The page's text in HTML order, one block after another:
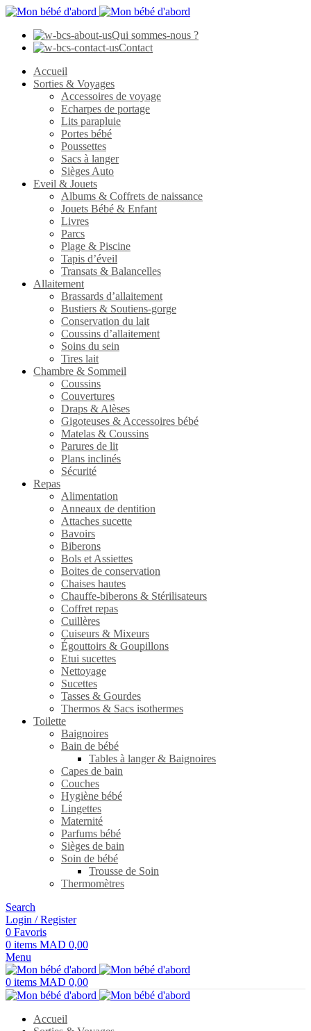
Qui sommes-nous ?
Contact
Accueil
Sorties & Voyages
Accessoires de voyage
Echarpes de portage
Lits parapluie
Portes bébé
Poussettes
Sacs à langer
Sièges Auto
Eveil & Jouets
Albums & Coffrets de naissance
Jouets Bébé & Enfant
Livres
Parcs
Plage & Piscine
Tapis d’éveil
Transats & Balancelles
Allaitement
Brassards d’allaitement
Bustiers & Soutiens-gorge
Conservation du lait
Coussins d’allaitement
Soins du sein
Tires lait
Chambre & Sommeil
Coussins
Couvertures
Draps & Alèses
Gigoteuses & Accessoires bébé
Matelas & Coussins
Parures de lit
Plans inclinés
Sécurité
Repas
Alimentation
Anneaux de dentition
Attaches sucette
Bavoirs
Biberons
Bols et Assiettes
Boites de conservation
Chaises hautes
Chauffe-biberons & Stérilisateurs
Coffret repas
Cuillères
Cuiseurs & Mixeurs
Égouttoirs & Goupillons
Etui sucettes
Nettoyage
Sucettes
Tasses & Gourdes
Thermos & Sacs isothermes
Toilette
Baignoires
Bain de bébé
Tables à langer & Baignoires
Capes de bain
Couches
Hygiène bébé
Lingettes
Maternité
Parfums bébé
Sièges de bain
Soin de bébé
Trousse de Soin
Thermomètres
Search
Login / Register
0 Favoris
0 items MAD 0,00
Menu
0 items MAD 0,00
Accueil